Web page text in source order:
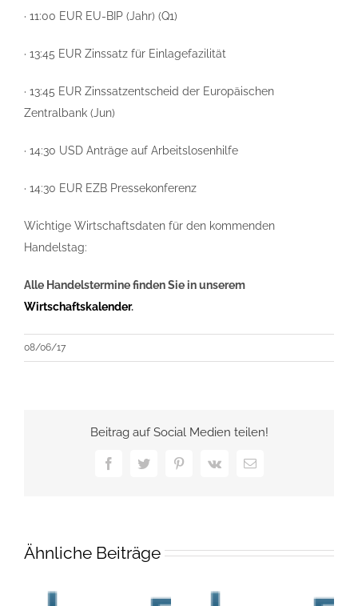
· 11:00 EUR EU-BIP (Jahr) (Q1)
· 13:45 EUR Zinssatz für Einlagefazilität
· 13:45 EUR Zinssatzentscheid der Europäischen
Zentralbank (Jun)
· 14:30 USD Anträge auf Arbeitslosenhilfe
· 14:30 EUR EZB Pressekonferenz
Wichtige Wirtschaftsdaten für den kommenden
Handelstag:
Alle Handelstermine finden Sie in unserem
Wirtschaftskalender.
08/06/17
Beitrag auf Social Medien teilen!
FacebookTwitterPinterest
Vk
E-
Ähnliche Beiträge